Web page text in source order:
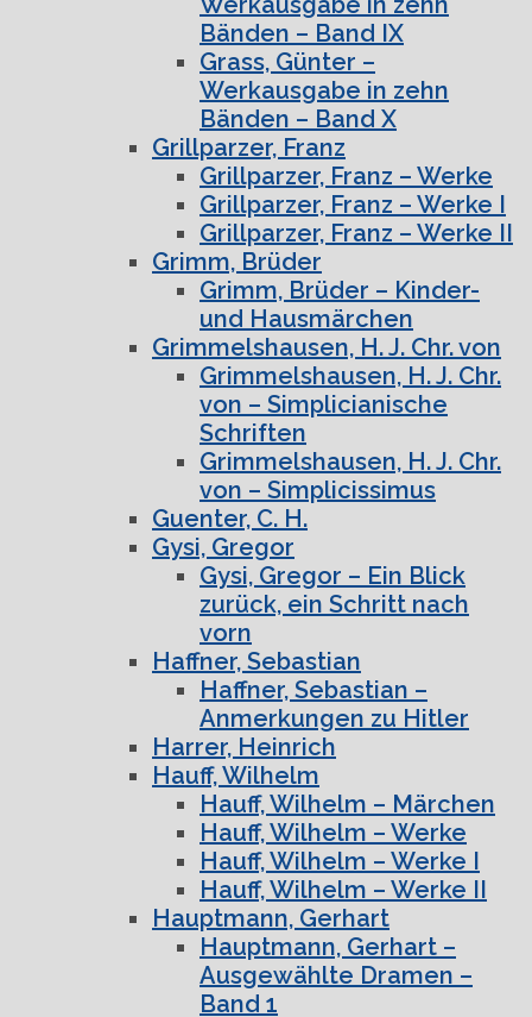
Bänden – Band IX
Grass, Günter –
Werkausgabe in zehn
Bänden – Band X
Grillparzer, Franz
Grillparzer, Franz – Werke
Grillparzer, Franz – Werke I
Grillparzer, Franz – Werke II
Grimm, Brüder
Grimm, Brüder – Kinder-
und Hausmärchen
Grimmelshausen, H. J. Chr. von
Grimmelshausen, H. J. Chr.
von – Simplicianische
Schriften
Grimmelshausen, H. J. Chr.
von – Simplicissimus
Guenter, C. H.
Gysi, Gregor
Gysi, Gregor – Ein Blick
zurück, ein Schritt nach
vorn
Haffner, Sebastian
Haffner, Sebastian –
Anmerkungen zu Hitler
Harrer, Heinrich
Hauff, Wilhelm
Hauff, Wilhelm – Märchen
Hauff, Wilhelm – Werke
Hauff, Wilhelm – Werke I
Hauff, Wilhelm – Werke II
Hauptmann, Gerhart
Hauptmann, Gerhart –
Ausgewählte Dramen –
Band 1